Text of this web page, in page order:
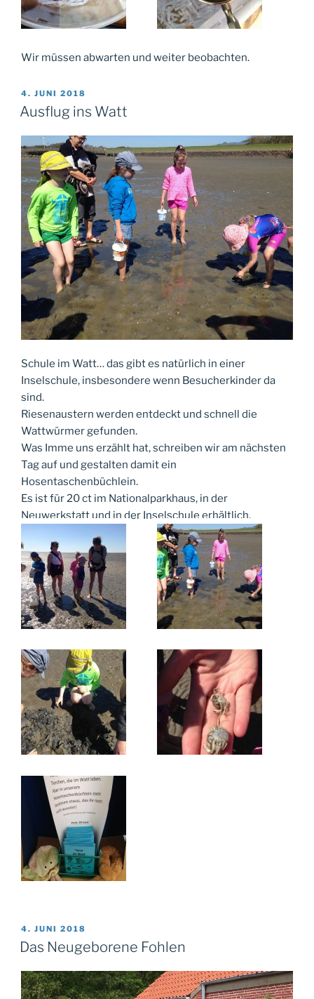
Wir müssen abwarten und weiter beobachten.
VERÖFFENTLICHT
AM
4. JUNI 2018
Ausflug ins Watt
Schule im Watt… das gibt es natürlich in einer
Inselschule, insbesondere wenn Besucherkinder da
sind.
Riesenaustern werden entdeckt und schnell die
Wattwürmer gefunden.
Was Imme uns erzählt hat, schreiben wir am nächsten
Tag auf und gestalten damit ein
Hosentaschenbüchlein.
Es ist für 20 ct im Nationalparkhaus, in der
Neuwerkstatt und in der Inselschule erhältlich.
VERÖFFENTLICHT
AM
4. JUNI 2018
Das Neugeborene Fohlen